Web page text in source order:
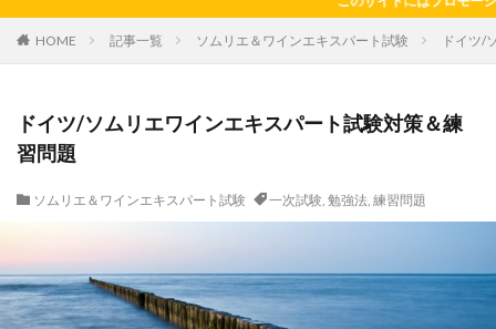
HOME 記事一覧 ソムリエ＆ワインエキスパート試験 ドイツ/
ドイツ/ソムリエワインエキスパート試験対策＆練
習問題
ソムリエ＆ワインエキスパート試験 一次試験, 勉強法, 練習問題